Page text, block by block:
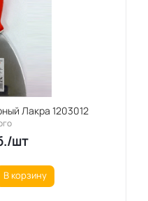
Лакра 1203012
/шт
В корзину